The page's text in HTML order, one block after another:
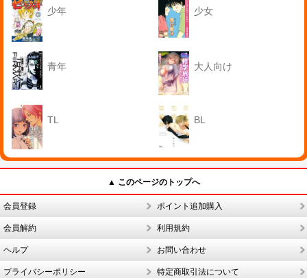
少年 少女
青年 大人向け
TL BL
▲ このページのトップへ
会員登録 ポイント追加購入
会員解約 利用規約
ヘルプ お問い合わせ
プライバシーポリシー 特定商取引法について